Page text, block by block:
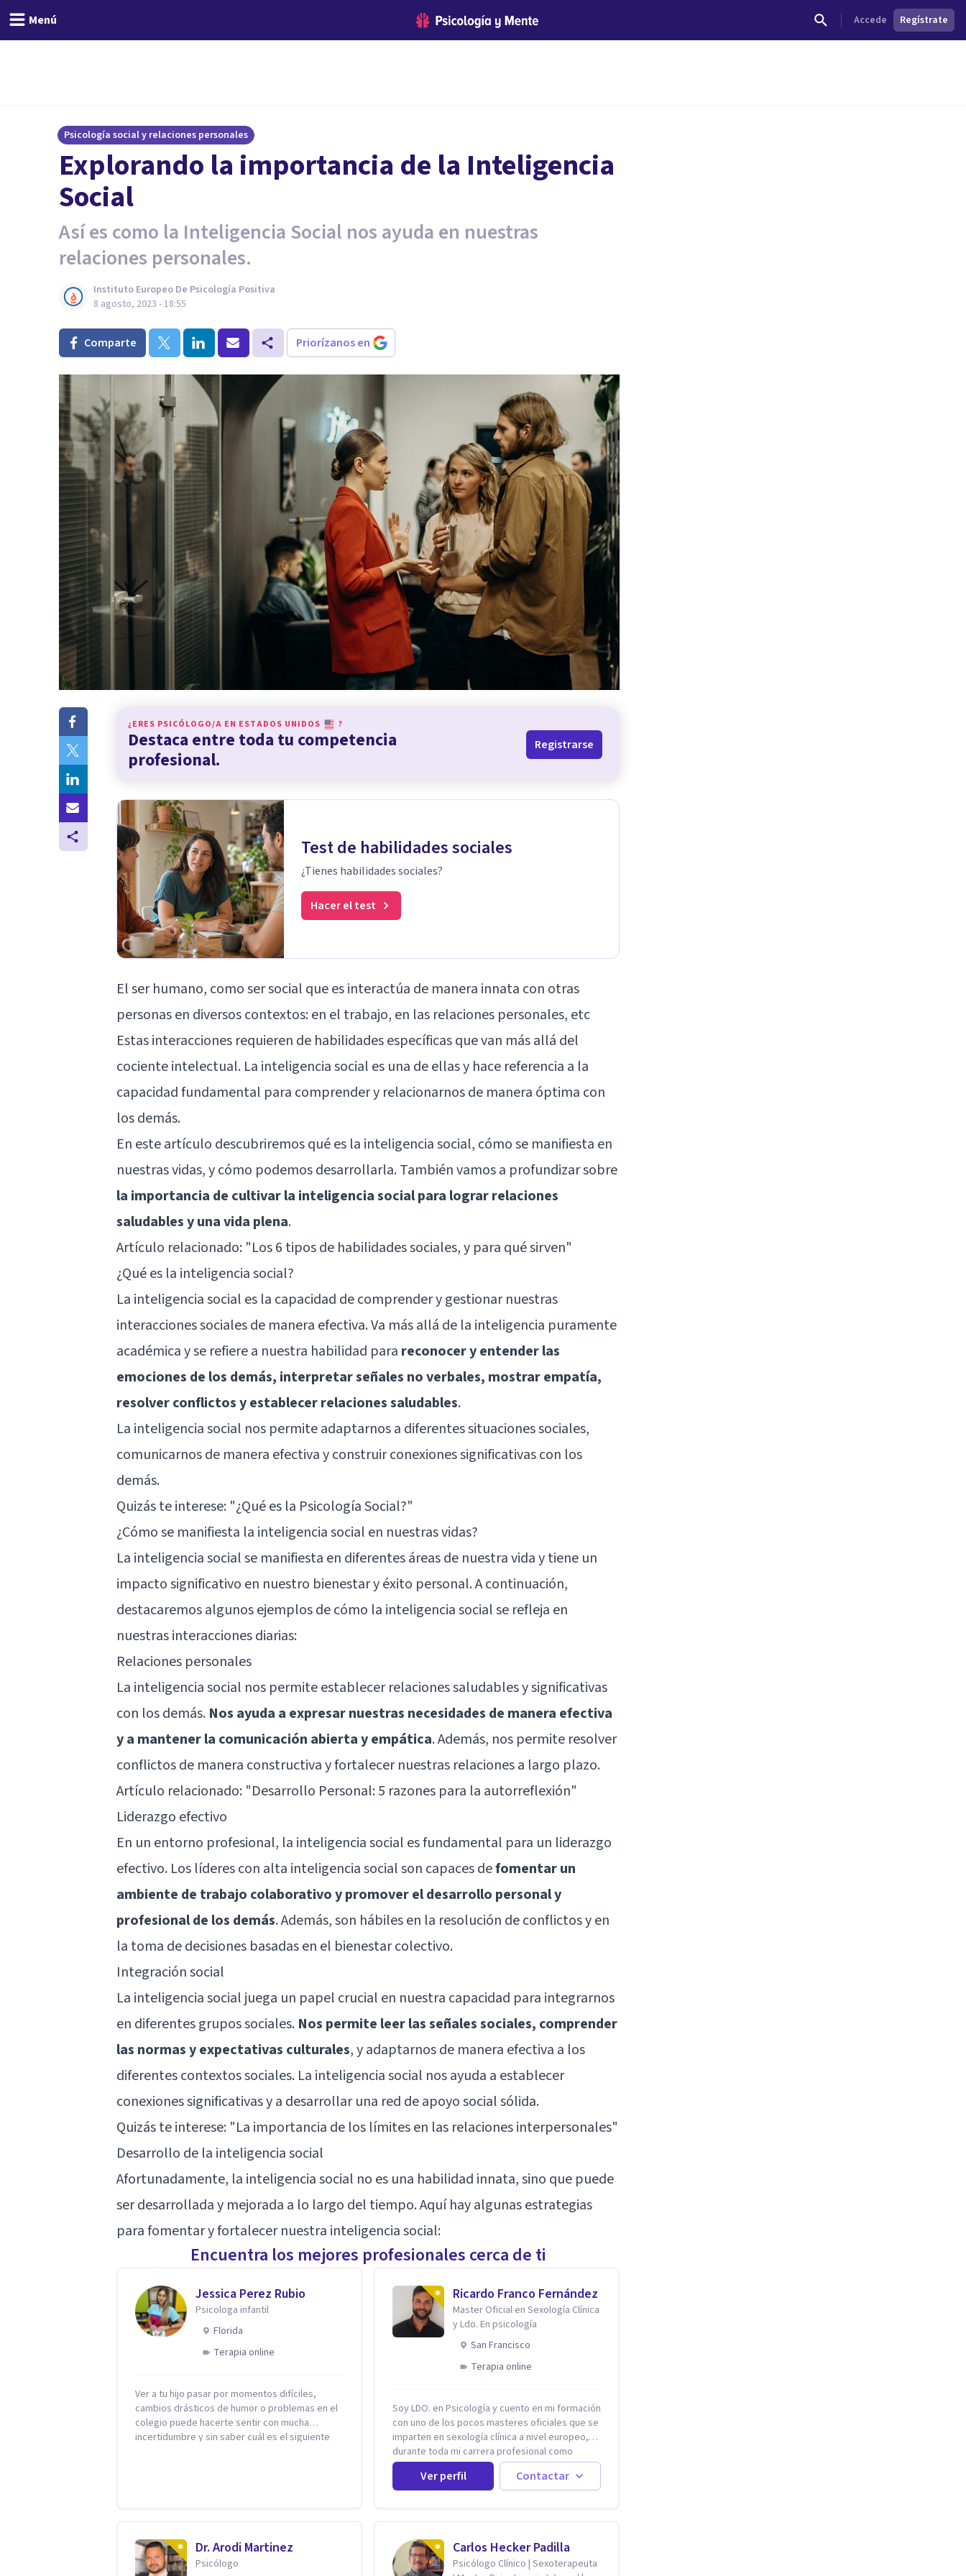
Menú Accede Regístrate
Psicología social y relaciones personales
Explorando la importancia de la Inteligencia
Social
Así es como la Inteligencia Social nos ayuda en nuestras
relaciones personales.
Instituto Europeo De Psicología Positiva
8 agosto, 2023 - 18:55
Comparte Priorízanos en
¿ERES PSICÓLOGO/A EN ESTADOS UNIDOS ?
Destaca entre toda tu competencia
profesional.
Registrarse
Test de habilidades sociales
¿Tienes habilidades sociales?
Hacer el test
El ser humano, como ser social que es interactúa de manera innata con otras
personas en diversos contextos: en el trabajo, en las relaciones personales, etc
Estas interacciones requieren de habilidades específicas que van más allá del
cociente intelectual. La inteligencia social es una de ellas y hace referencia a la
capacidad fundamental para comprender y relacionarnos de manera óptima con
los demás.
En este artículo descubriremos qué es la inteligencia social, cómo se manifiesta en
nuestras vidas, y cómo podemos desarrollarla. También vamos a profundizar sobre
la importancia de cultivar la inteligencia social para lograr relaciones
saludables y una vida plena.
Artículo relacionado: "Los 6 tipos de habilidades sociales, y para qué sirven"
¿Qué es la inteligencia social?
La inteligencia social es la capacidad de comprender y gestionar nuestras
interacciones sociales de manera efectiva. Va más allá de la inteligencia puramente
académica y se refiere a nuestra habilidad para reconocer y entender las
emociones de los demás, interpretar señales no verbales, mostrar empatía,
resolver conflictos y establecer relaciones saludables.
La inteligencia social nos permite adaptarnos a diferentes situaciones sociales,
comunicarnos de manera efectiva y construir conexiones significativas con los
demás.
Quizás te interese: "¿Qué es la Psicología Social?"
¿Cómo se manifiesta la inteligencia social en nuestras vidas?
La inteligencia social se manifiesta en diferentes áreas de nuestra vida y tiene un
impacto significativo en nuestro bienestar y éxito personal. A continuación,
destacaremos algunos ejemplos de cómo la inteligencia social se refleja en
nuestras interacciones diarias:
Relaciones personales
La inteligencia social nos permite establecer relaciones saludables y significativas
con los demás. Nos ayuda a expresar nuestras necesidades de manera efectiva
y a mantener la comunicación abierta y empática. Además, nos permite resolver
conflictos de manera constructiva y fortalecer nuestras relaciones a largo plazo.
Artículo relacionado: "Desarrollo Personal: 5 razones para la autorreflexión"
Liderazgo efectivo
En un entorno profesional, la inteligencia social es fundamental para un liderazgo
efectivo. Los líderes con alta inteligencia social son capaces defomentar un
ambiente de trabajo colaborativo y promover el desarrollo personal y
profesional de los demás. Además, son hábiles en la resolución de conflictos y en
la toma de decisiones basadas en el bienestar colectivo.
Integración social
La inteligencia social juega un papel crucial en nuestra capacidad para integrarnos
en diferentes grupos sociales. Nos permite leer las señales sociales, comprender
las normas y expectativas culturales, y adaptarnos de manera efectiva a los
diferentes contextos sociales. La inteligencia social nos ayuda a establecer
conexiones significativas y a desarrollar una red de apoyo social sólida.
Quizás te interese: "La importancia de los límites en las relaciones interpersonales"
Desarrollo de la inteligencia social
Afortunadamente, la inteligencia social no es una habilidad innata, sino que puede
ser desarrollada y mejorada a lo largo del tiempo. Aquí hay algunas estrategias
para fomentar y fortalecer nuestra inteligencia social:
Encuentra los mejores profesionales cerca de ti
Jessica Perez Rubio
Psicologa infantil
Florida
Terapia online
Ver a tu hijo pasar por momentos difíciles,
cambios drásticos de humor o problemas en el
colegio puede hacerte sentir con mucha
incertidumbre y sin saber cuál es el siguiente
adaptadas a la edad de cada menor, dejando de
lado las etiquetas y los tecnicismos. Mi forma
de trabajar se centra en entender las
Ricardo Franco Fernández
Master Oficial en Sexología Clínica
y Ldo. En psicología
San Francisco
Terapia online
Soy LDO. en Psicología y cuento en mi formación
con uno de los pocos masteres oficiales que se
imparten en sexología clínica a nivel europeo,
durante toda mi carrera profesional como
psicólogo-sexólogo he estado enfocado en la
terapia sexual desde una perspectiva
multidisciplinar BIO-PSICO-SOCIAL ya que
otros factores la terapia puede no funcionar al
tener una visión demasiado simplista,
excluyendo de antemano otros factores que
Ver perfil Contactar
Dr. Arodi Martinez
Psicólogo
Carlos Hecker Padilla
Psicólogo Clínico | Sexoterapeuta